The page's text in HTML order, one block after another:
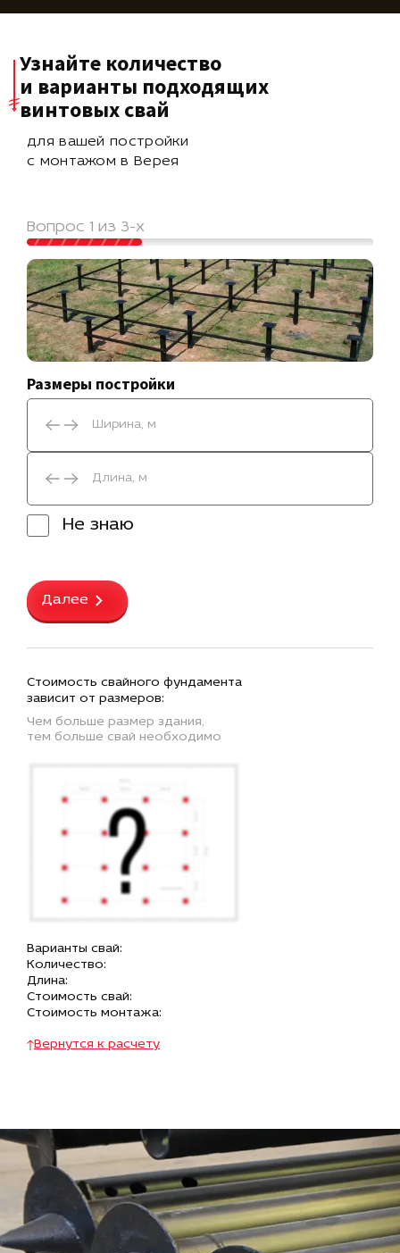
Узнайте количество
и варианты подходящих
винтовых свай
для вашей постройки
с монтажом в Верея
Вопрос 1 из 3-х
Размеры постройки
Не знаю
Далее
Стоимость свайного фундамента
зависит от размеров:
Чем больше размер здания,
тем больше свай необходимо
Варианты свай:
Количество:
Длина:
Стоимость свай:
Стоимость монтажа:
Вернутся к расчету